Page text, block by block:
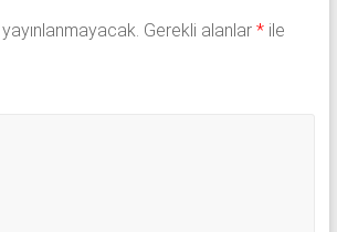
Gerekli alanlar *ile